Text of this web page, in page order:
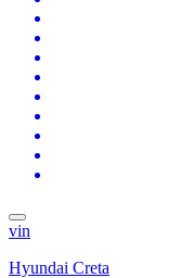
vin
Hyundai Creta